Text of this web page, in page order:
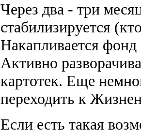
Через два - три
стабилизируется
Накапливается
Активно
картотек. Еще
переходить к
Если есть такая